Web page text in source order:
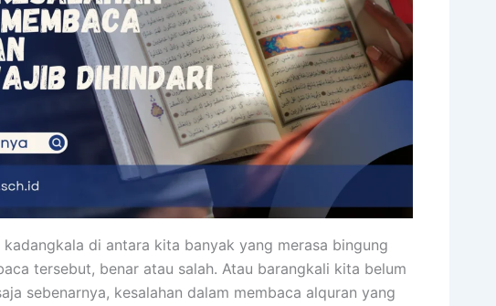
kadangkala di antara kita banyak yang merasa bingung
tersebut, benar atau salah. Atau barangkali kita belum
sebenarnya, kesalahan dalam membaca alquran yang